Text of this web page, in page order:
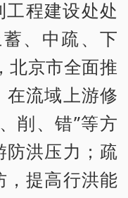
程建设处处
、中疏、下
北京市全面推
流域上游修
削、错”等方
防洪压力；疏
，提高行洪能